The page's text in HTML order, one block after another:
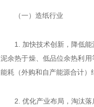
（一）造纸行业
1. 加快技术创新，降低
泥余热于燥、低品位余热利
能耗（外购和自产能源合计
2. 优化产业布局，淘汰